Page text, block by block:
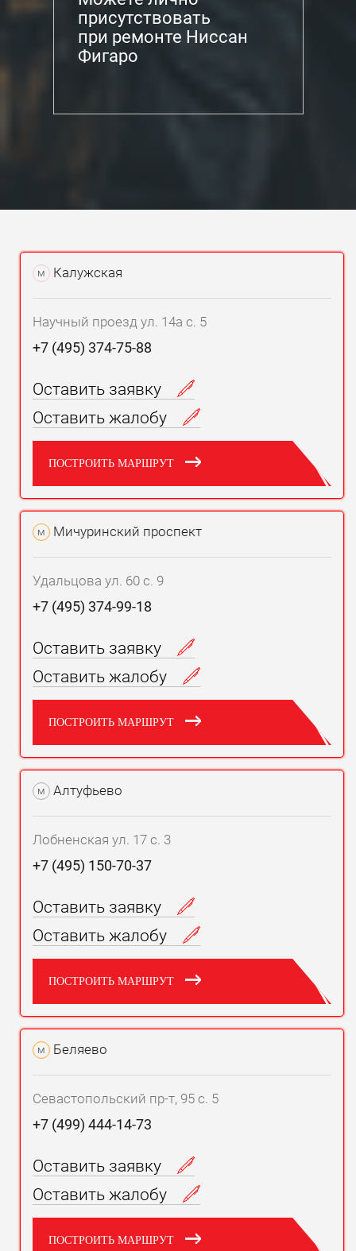
присутствовать
при ремонте Ниссан
Фигаро
м Калужская
Научный проезд ул. 14а с. 5
+7 (495) 374-75-88
Оставить заявку
Оставить жалобу
ПОСТРОИТЬ МАРШРУТ
м Мичуринский проспект
Удальцова ул. 60 с. 9
+7 (495) 374-99-18
Оставить заявку
Оставить жалобу
ПОСТРОИТЬ МАРШРУТ
м Алтуфьево
Лобненская ул. 17 с. 3
+7 (495) 150-70-37
Оставить заявку
Оставить жалобу
ПОСТРОИТЬ МАРШРУТ
м Беляево
Севастопольский пр-т, 95 с. 5
+7 (499) 444-14-73
Оставить заявку
Оставить жалобу
ПОСТРОИТЬ МАРШРУТ